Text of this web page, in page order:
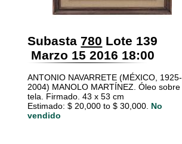
Subasta 780 Lote 139
Marzo 15 2016 18:00
ANTONIO NAVARRETE (MÉXICO, 1925-
2004) MANOLO MARTÍNEZ. Óleo sobre
tela. Firmado. 43 x 53 cm
Estimado: $ 20,000 to $ 30,000. No
vendido